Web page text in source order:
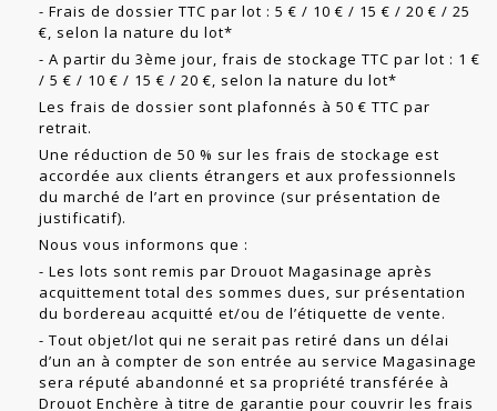
- Frais de dossier TTC par lot : 5 € / 10 € / 15 € / 20 € / 25
€, selon la nature du lot*
- A partir du 3ème jour, frais de stockage TTC par lot : 1 €
/ 5 € / 10 € / 15 € / 20 €, selon la nature du lot*
Les frais de dossier sont plafonnés à 50 € TTC par
retrait.
Une réduction de 50 % sur les frais de stockage est
accordée aux clients étrangers et aux professionnels
du marché de l’art en province (sur présentation de
justificatif).
Nous vous informons que :
- Les lots sont remis par Drouot Magasinage après
acquittement total des sommes dues, sur présentation
du bordereau acquitté et/ou de l’étiquette de vente.
- Tout objet/lot qui ne serait pas retiré dans un délai
d’un an à compter de son entrée au service Magasinage
sera réputé abandonné et sa propriété transférée à
Drouot Enchère à titre de garantie pour couvrir les frais